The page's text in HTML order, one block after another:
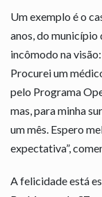
Um exemplo é o
anos, do município
incômodo na
Procurei um
pelo Programa
mas, para minha
um mês. Espero
expectativa”,
A felicidade está